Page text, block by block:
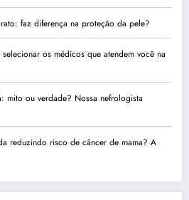
faz diferença na proteção da pele?
os médicos que atendem você na
mito ou verdade? Nossa nefrologista
reduzindo risco de câncer de mama? A